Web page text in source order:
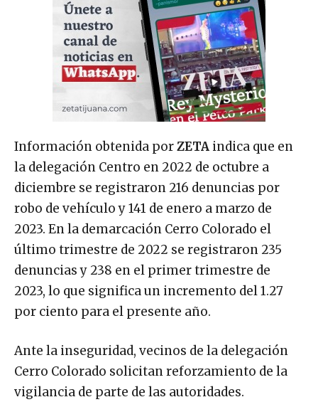
Información obtenida porZETA indica que en
la delegación Centro en 2022 de octubre a
diciembre se registraron 216 denuncias por
robo de vehículo y 141 de enero a marzo de
2023. En la demarcación Cerro Colorado el
último trimestre de 2022 se registraron 235
denuncias y 238 en el primer trimestre de
2023, lo que significa un incremento del 1.27
por ciento para el presente año.
Ante la inseguridad, vecinos de la delegación
Cerro Colorado solicitan reforzamiento de la
vigilancia de parte de las autoridades.